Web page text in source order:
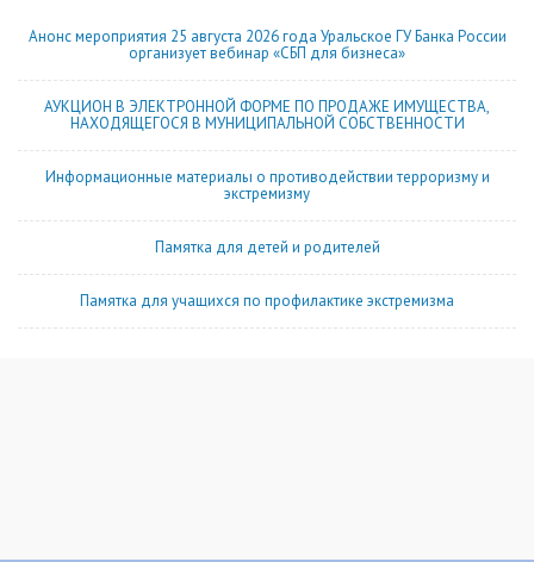
Анонс мероприятия 25 августа 2026 года Уральское ГУ Банка России
организует вебинар «СБП для бизнеса»
АУКЦИОН В ЭЛЕКТРОННОЙ ФОРМЕ ПО ПРОДАЖЕ ИМУЩЕСТВА,
НАХОДЯЩЕГОСЯ В МУНИЦИПАЛЬНОЙ СОБСТВЕННОСТИ
Информационные материалы о противодействии терроризму и
экстремизму
Памятка для детей и родителей
Памятка для учащихся по профилактике экстремизма